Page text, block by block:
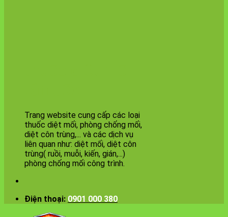
Trang website cung cấp các loại
thuốc diệt mối, phòng chống mối,
diệt côn trùng,... và các dịch vụ
liên quan như: diệt mối, diệt côn
trùng( ruồi, muỗi, kiến, gián,...)
phòng chống mối công trình.
Điện thoại: 0901 000 380